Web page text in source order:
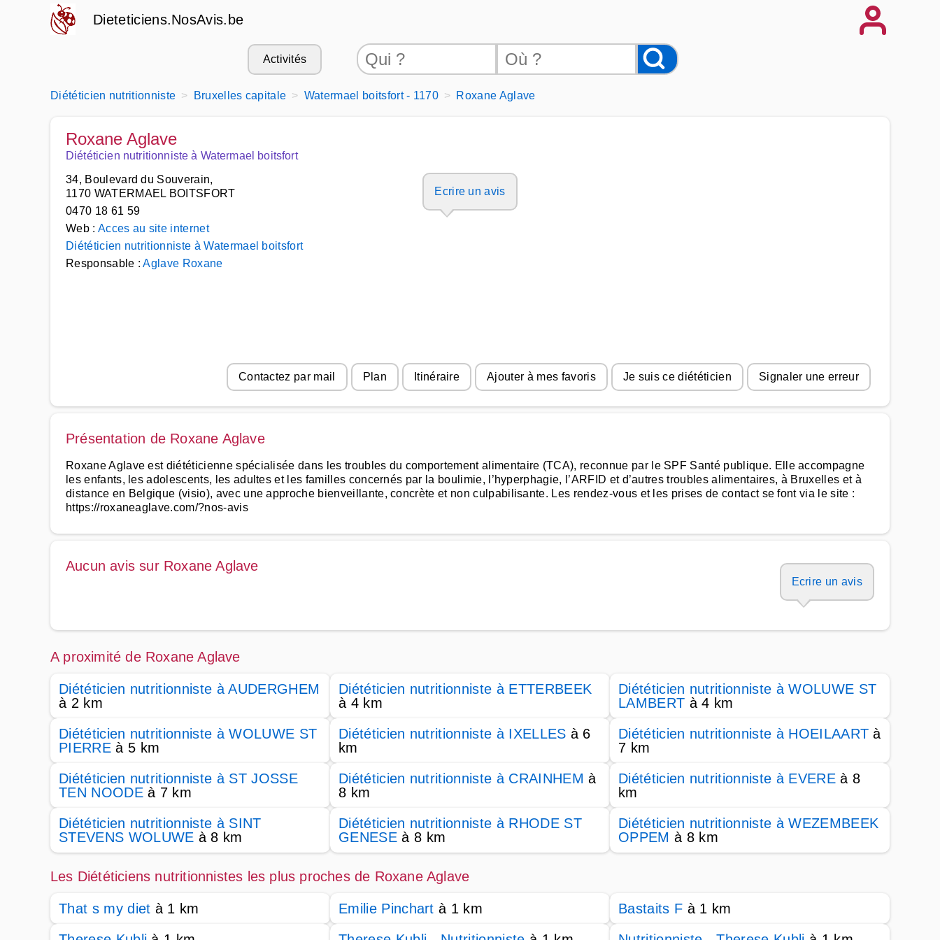
Dieteticiens.NosAvis.be
Activités
Diététicien nutritionniste Bruxelles capitale Watermael boitsfort - 1170 Roxane Aglave
Roxane Aglave
Diététicien nutritionniste à Watermael boitsfort
34, Boulevard du Souverain,
1170 WATERMAEL BOITSFORT
0470 18 61 59
Web : Acces au site internet
Diététicien nutritionniste à Watermael boitsfort
Responsable :Aglave Roxane
Ecrire un avis
Contactez par mail Plan Itinéraire Ajouter à mes favoris Je suis ce diététicien Signaler une erreur
Présentation de Roxane Aglave
Roxane Aglave est diététicienne spécialisée dans les troubles du comportement alimentaire (TCA), reconnue par le SPF Santé publique. Elle accompagne
les enfants, les adolescents, les adultes et les familles concernés par la boulimie, l’hyperphagie, l’ARFID et d’autres troubles alimentaires, à Bruxelles et à
distance en Belgique (visio), avec une approche bienveillante, concrète et non culpabilisante. Les rendez-vous et les prises de contact se font via le site :
https://roxaneaglave.com/?nos-avis
Aucun avis sur Roxane Aglave
Ecrire un avis
A proximité de Roxane Aglave
Diététicien nutritionniste à AUDERGHEM
à 2 km
Diététicien nutritionniste à ETTERBEEK
à 4 km
Diététicien nutritionniste à WOLUWE ST
LAMBERT à 4 km
Diététicien nutritionniste à WOLUWE ST
PIERREà 5 km
Diététicien nutritionniste à IXELLES à 6
km
Diététicien nutritionniste à HOEILAART à
7 km
Diététicien nutritionniste à ST JOSSE
TEN NOODEà 7 km
Diététicien nutritionniste à CRAINHEM à
8 km
Diététicien nutritionniste à EVEREà 8
km
Diététicien nutritionniste à SINT
STEVENS WOLUWE à 8 km
Diététicien nutritionniste à RHODE ST
GENESEà 8 km
Diététicien nutritionniste à WEZEMBEEK
OPPEM à 8 km
Les Diététiciens nutritionnistes les plus proches de Roxane Aglave
That s my diet à 1 km Emilie Pinchart à 1 km Bastaits F à 1 km